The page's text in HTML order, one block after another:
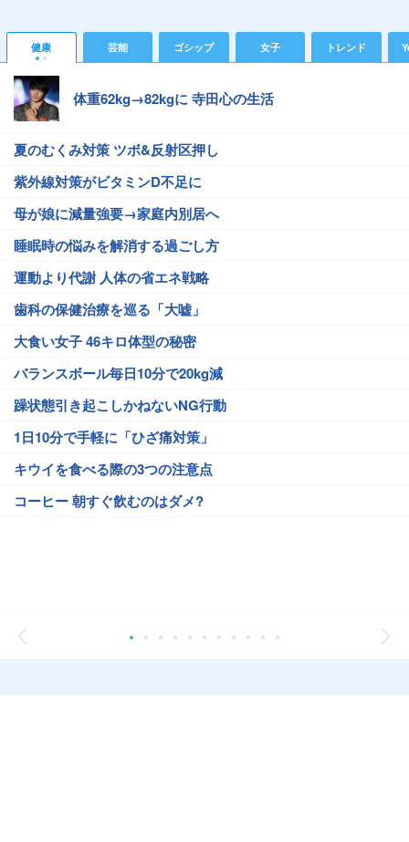
健康 芸能 ゴシップ 女子 トレンド
体重62kg→82kgに 寺田心の生活
夏のむくみ対策 ツボ&反射区押し
紫外線対策がビタミンD不足に
母が娘に減量強要→家庭内別居へ
睡眠時の悩みを解消する過ごし方
運動より代謝 人体の省エネ戦略
歯科の保健治療を巡る「大嘘」
大食い女子 46キロ体型の秘密
バランスボール毎日10分で20kg減
躁状態引き起こしかねないNG行動
1日10分で手軽に「ひざ痛対策」
キウイを食べる際の3つの注意点
コーヒー 朝すぐ飲むのはダメ?